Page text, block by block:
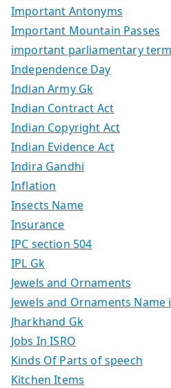
Important Antonyms
Important Mountain Passes
important parliamentary
Independence Day
Indian Army Gk
Indian Contract Act
Indian Copyright Act
Indian Evidence Act
Indira Gandhi
Inflation
Insects Name
Insurance
IPC section 504
IPL Gk
Jewels and Ornaments
Jewels and Ornaments Name
Jharkhand Gk
Jobs In ISRO
Kinds Of Parts of speech
Kitchen Items